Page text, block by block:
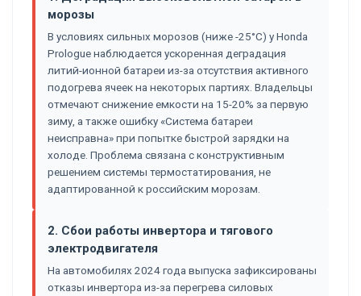
морозы
В условиях сильных морозов (ниже -25°C) у Honda
Prologue наблюдается ускоренная деградация
литий-ионной батареи из-за отсутствия активного
подогрева ячеек на некоторых партиях. Владельцы
отмечают снижение емкости на 15-20% за первую
зиму, а также ошибку «Система батареи
неисправна» при попытке быстрой зарядки на
холоде. Проблема связана с конструктивным
решением системы термостатирования, не
адаптированной к российским морозам.
2. Сбои работы инвертора и тягового
электродвигателя
На автомобилях 2024 года выпуска зафиксированы
отказы инвертора из-за перегрева силовых